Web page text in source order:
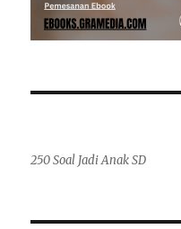
250 Soal Jadi Anak SD